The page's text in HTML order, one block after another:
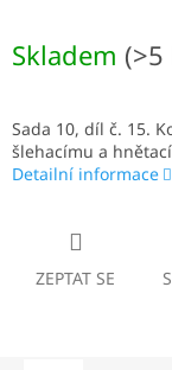
Skladem (>5
Sada 10, díl č. 15.
šlehacímu a
Detailní informace
ZEPTAT SE